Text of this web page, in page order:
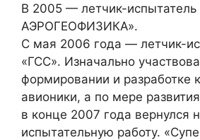
В 2005 — летчик-
АЭРОГЕОФИЗИКА».
С мая 2006 года — летчик-
«ГСС». Изначально
формировании и разработке
авионики, а по мере
в конце 2007 года вернулся
испытательную работу.